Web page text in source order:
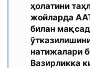
ҳолатини
жойларда
билан
натижалари
Вазирликка